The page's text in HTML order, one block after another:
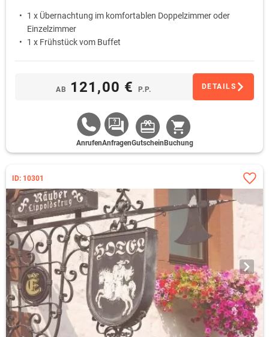
1 x Übernachtung im komfortablen Doppelzimmer oder
Einzelzimmer
1 x Frühstück vom Buffet
AB 121,00 € P.P. DETAILS
AnrufenAnfragenGutschein Buchung
ID: 10301